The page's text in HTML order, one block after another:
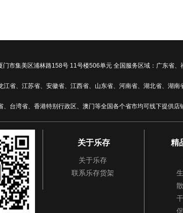
门市集美区浦林路158号 11号楼506单元 全国服务区域：广东省
江省、江苏省、安徽省、江西省、山东省、河南省、湖北省、湖
、台湾省、香港特别行政区、澳门等全国各个省市均可线下提供店
关于乐存
关于乐存
联系乐存货架
精